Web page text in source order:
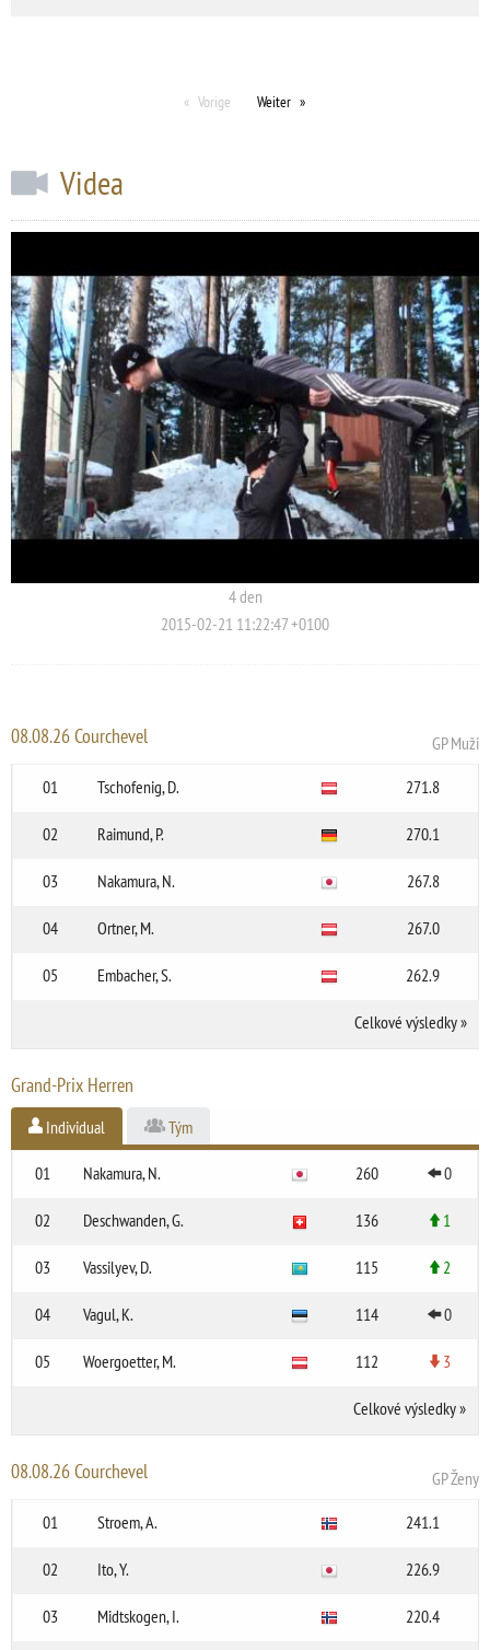
Vorige Weiter
Videa
4 den
2015-02-21 11:22:47 +0100
08.08.26 Courchevel
GP Muži
01
Tschofenig, D. 271.8
02 Raimund, P. 270.1
03 Nakamura, N. 267.8
04 Ortner, M. 267.0
05 Embacher, S. 262.9
Celkové výsledky»
Grand-Prix Herren
Individual Tým
01 Nakamura, N. 260 0
02 Deschwanden, G. 136 1
03 Vassilyev, D. 115 2
04 Vagul, K. 114 0
05 Woergoetter, M. 112 3
Celkové výsledky»
08.08.26 Courchevel
GP Ženy
01
Stroem, A. 241.1
02 Ito, Y. 226.9
03 Midtskogen, I. 220.4